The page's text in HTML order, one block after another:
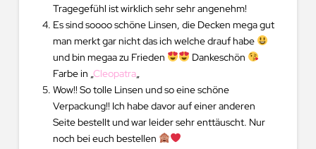
Tragegefühl ist wirklich sehr sehr angenehm!
Es sind soooo schöne Linsen, die Decken mega gut
man merkt gar nicht das ich welche drauf habe
und bin megaa zu Frieden
Dankeschön
Farbe in „Cleopatra„
Wow!! So tolle Linsen und so eine schöne
Verpackung!! Ich habe davor auf einer anderen
Seite bestellt und war leider sehr enttäuscht. Nur
noch bei euch bestellen